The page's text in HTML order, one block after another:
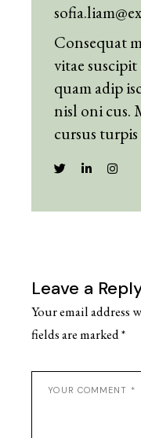
Consequat
vitae
quam adip
nisl oni cus.
cursus
Leave a
Your email address
fields are marked*